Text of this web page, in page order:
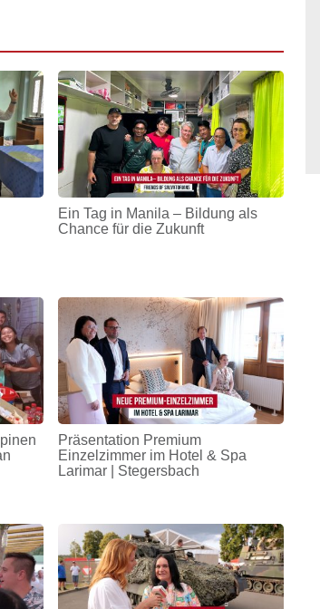
Ein Tag in Manila – Bildung als
Chance für die Zukunft
Präsentation Premium
Einzelzimmer im Hotel & Spa
Larimar | Stegersbach